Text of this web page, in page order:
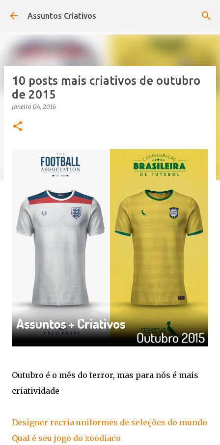
Pular para o conteúdo principal
Assuntos Criativos
10 posts mais criativos de outubro
de 2015
janeiro 04, 2016
Outubro é o mês do terror, mas para nós é mais
criatividade
Designer recria uniformes de seleções do mundo
Qual é seu jogo do zoodiaco